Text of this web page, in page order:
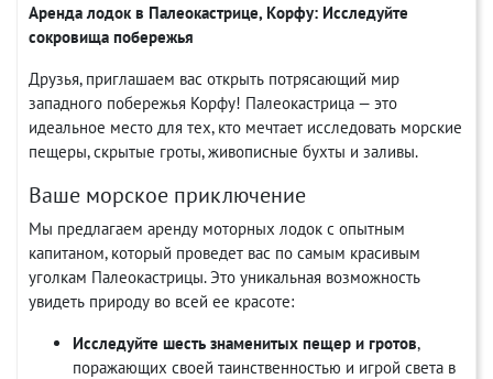
Аренда лодок в Палеокастрице, Корфу: Исследуйте
сокровища побережья
Друзья, приглашаем вас открыть потрясающий мир
западного побережья Корфу! Палеокастрица — это
идеальное место для тех, кто мечтает исследовать морские
пещеры, скрытые гроты, живописные бухты и заливы.
Ваше морское приключение
Мы предлагаем аренду моторных лодок с опытным
капитаном, который проведет вас по самым красивым
уголкам Палеокастрицы. Это уникальная возможность
увидеть природу во всей ее красоте:
Исследуйте шесть знаменитых пещер и гротов,
поражающих своей таинственностью и игрой света в